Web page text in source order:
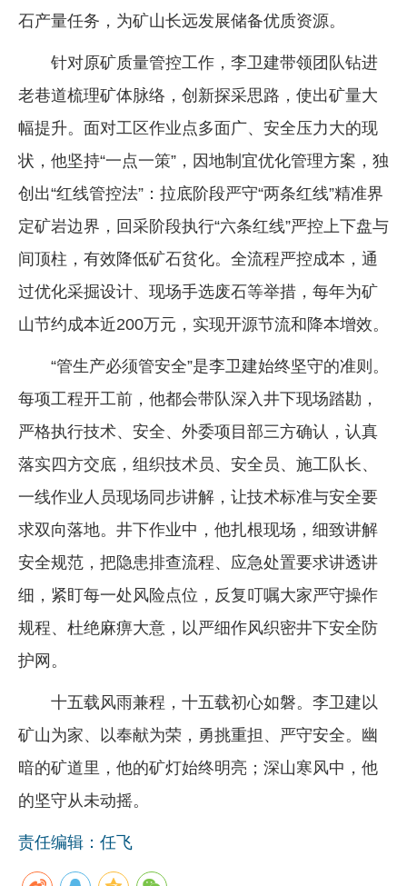
石产量任务，为矿山长远发展储备优质资源。
针对原矿质量管控工作，李卫建带领团队钻进
老巷道梳理矿体脉络，创新探采思路，使出矿量大
幅提升。面对工区作业点多面广、安全压力大的现
状，他坚持“一点一策”，因地制宜优化管理方案，独
创出“红线管控法”：拉底阶段严守“两条红线”精准界
定矿岩边界，回采阶段执行“六条红线”严控上下盘与
间顶柱，有效降低矿石贫化。全流程严控成本，通
过优化采掘设计、现场手选废石等举措，每年为矿
山节约成本近200万元，实现开源节流和降本增效。
“管生产必须管安全”是李卫建始终坚守的准则。
每项工程开工前，他都会带队深入井下现场踏勘，
严格执行技术、安全、外委项目部三方确认，认真
落实四方交底，组织技术员、安全员、施工队长、
一线作业人员现场同步讲解，让技术标准与安全要
求双向落地。井下作业中，他扎根现场，细致讲解
安全规范，把隐患排查流程、应急处置要求讲透讲
细，紧盯每一处风险点位，反复叮嘱大家严守操作
规程、杜绝麻痹大意，以严细作风织密井下安全防
护网。
十五载风雨兼程，十五载初心如磐。李卫建以
矿山为家、以奉献为荣，勇挑重担、严守安全。幽
暗的矿道里，他的矿灯始终明亮；深山寒风中，他
的坚守从未动摇。
责任编辑：任飞